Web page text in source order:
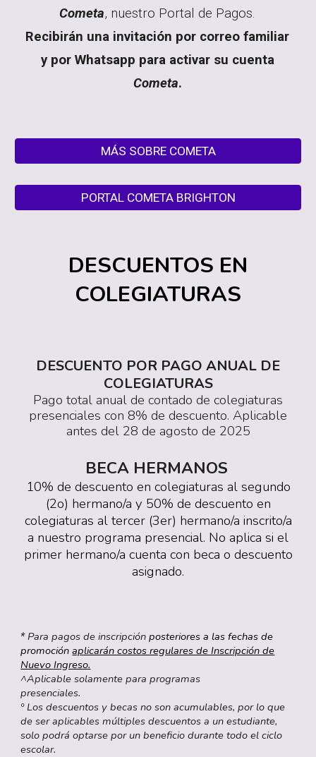
Cometa, nuestro Portal de Pagos.
Recibirán una invitación por correo familiar
y porWhatsapp para activar su cuenta
Cometa.
MÁS SOBRE COMETA
PORTAL COMETA BRIGHTON
DESCUENTOS EN
COLEGIATURAS
DESCUENTO POR PAGO ANUAL DE
COLEGIATURAS
Pago total anual de contado de colegiaturas
presenciales con 8% de descuento. Aplicable
antes del 28 de agosto de 2025
BECA HERMANOS
10% de descuento en colegiaturas al segundo
(2o) hermano/a y 50% de descuento en
colegiaturas al tercer (3er) hermano/a inscrito/a
a nuestro programa presencial. No aplica si el
primer hermano/a cuenta con beca o descuento
asignado.
* Para pagos de inscripciónposteriores a las fechas de
promociónaplicarán costos regulares de Inscripción de
Nuevo Ingreso.
^Aplicable solamente para programas
presenciales.
º Los descuentos y becas no son acumulables, por lo que
de ser aplicables múltiples descuentos a un estudiante,
solo podrá optarse por un beneficio durante todo el ciclo
escolar.